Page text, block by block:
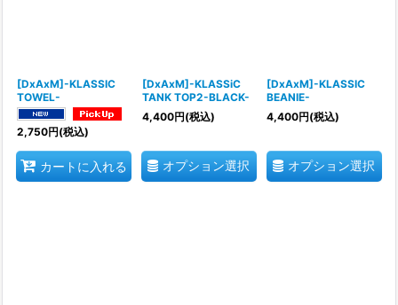
[DxAxM]-KLASSIC
TOWEL-
2,750円(税込)
カートに入れる
[DxAxM]-KLASSiC
TANK TOP2-BLACK-
4,400円(税込)
オプション選択
[DxAxM]-KLASSIC
BEANIE-
4,400円(税込)
オプション選択